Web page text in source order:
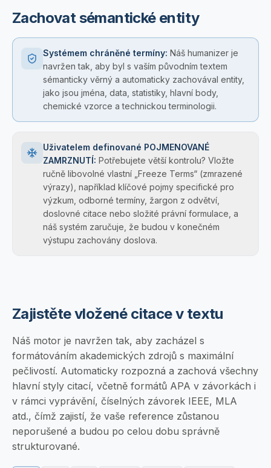
(Calle-Vallejo & Koper, 2013). Doping the catalyst with
traces ofnitrogencould potentially improveFaradaic
efficiencyby upwards of15%by influencing the
distribution of charge.
provide a stable learning process.
Zachovat sémantické entity
Systémem chráněné termíny: Náš humanizer je
navržen tak, aby byl s vaším původním textem
sémanticky věrný a automaticky zachovával entity,
jako jsou jména, data, statistiky, hlavní body,
chemické vzorce a technickou terminologii.
Uživatelem definované POJMENOVANÉ
ZAMRZNUTÍ: Potřebujete větší kontrolu? Vložte
ručně libovolné vlastní „Freeze Terms“ (zmrazené
výrazy), například klíčové pojmy specifické pro
výzkum, odborné termíny, žargon z odvětví,
doslovné citace nebo složité právní formulace, a
náš systém zaručuje, že budou v konečném
výstupu zachovány doslova.
Zajistěte vložené citace v textu
Náš motor je navržen tak, aby zacházel s
formátováním akademických zdrojů s maximální
pečlivostí. Automaticky rozpozná a zachová všechny
hlavní styly citací, včetně formátů APA v závorkách i
v rámci vyprávění, číselných závorek IEEE, MLA
atd., čímž zajistí, že vaše reference zůstanou
neporušené a budou po celou dobu správně
strukturované.